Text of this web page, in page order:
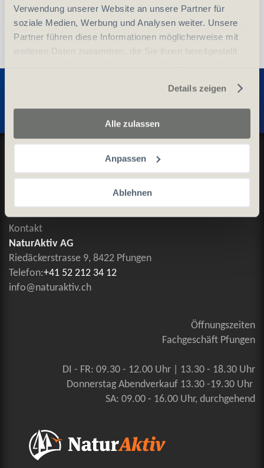
Verwendung unserer Website an unsere Partner für
soziale Medien, Werbung und Analysen weiter. Unsere
Partner führen diese Informationen möglicherweise mit
weiteren Daten zusammen, die Sie ihnen bereitgestellt
Details zeigen
Alle zulassen
Anpassen
Ablehnen
Entdecken Sie weitere Produkte
Datenschutz und Cookie-Richtlinien
Allgemeine Geschäftsbedingungen
Kontaktieren Sie uns
Kontakt
NaturAktiv AG
Riedäckerstrasse 9, 8422 Pfungen
Telefon:+41 52 212 34 12
info@naturaktiv.ch
Öffnungszeiten
Fachgeschäft Pfungen
DI - FR: 09.30 - 12.00 Uhr | 13.30 - 18.30 Uhr
Donnerstag Abendverkauf 13.30 -19.30 Uhr
SA: 09.00 - 16.00 Uhr, durchgehend